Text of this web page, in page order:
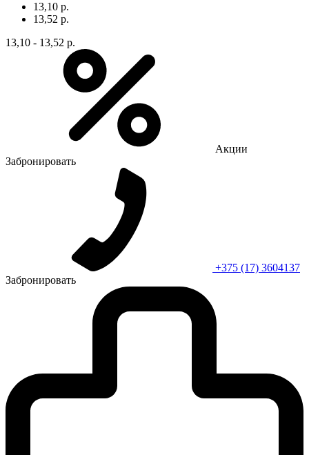
13,10 р.
13,52 р.
13,10 - 13,52 р.
Акции
Забронировать
+375 (17) 3604137
Забронировать